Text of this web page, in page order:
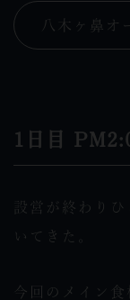
八木ヶ鼻オ
1日目
設営が終わり
いてきた。
今回のメイン